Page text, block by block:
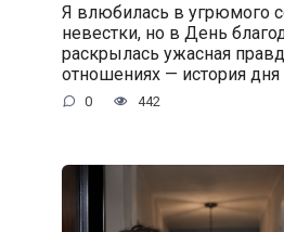
Я влюбилась в угрюмого
невестки, но в День
раскрылась ужасная
отношениях — история дня
0 442